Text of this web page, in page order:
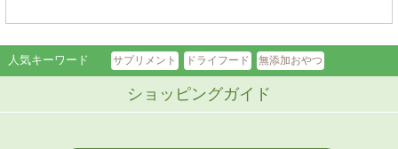
人気キーワード サプリメント ドライフード 無添加おやつ
ショッピングガイド